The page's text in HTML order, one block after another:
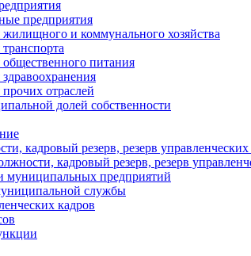
предприятия
и коммунального хозяйства
питания
отраслей
долей собственности
кадровый резерв, резерв управленческих
кадровый резерв, резерв
муниципальных предприятий
службы
кадров